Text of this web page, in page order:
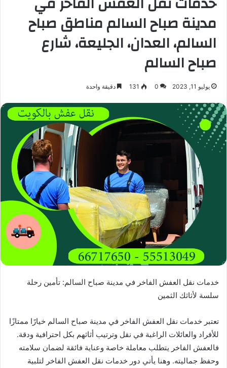
مدينة صباح السالم مناطق صباح
السالم، العدان، الجليعة، شارع
صباح السالم
يوليو 11, 2023 0
131 دقيقة واحدة
خدمات نقل العفش الفاخر في مدينة صباح السالم: تأمين رحلة
سلسة لأثاثك الثمين
تعتبر خدمات نقل العفش الفاخر في مدينة صباح السالم خيارًا ممتازًا
للأفراد والعائلات الراغبة في نقل وترتيب أثاثهم بكل احترافية ودقة.
فالعفش الفاخر يتطلب معاملة خاصة وعناية فائقة لضمان سلامته
وحفظ جماليته. وهنا يأتي دور خدمات نقل العفش الفاخر لتلبية